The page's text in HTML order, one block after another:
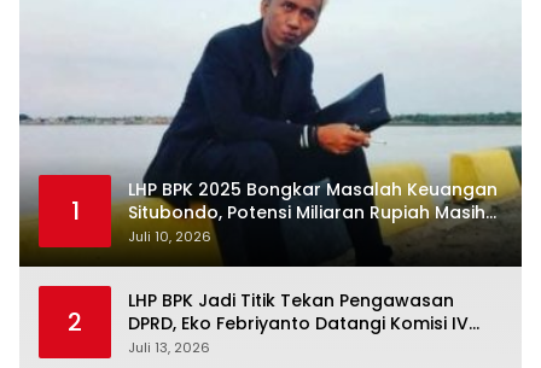
1
LHP BPK 2025 Bongkar Masalah Keuangan
Situbondo, Potensi Miliaran Rupiah Masih
Belum Terkelola
Juli 10, 2026
2
LHP BPK Jadi Titik Tekan Pengawasan
DPRD, Eko Febriyanto Datangi Komisi IV
dan Ajak Dewan Kembali Berpijak pada
Juli 13, 2026